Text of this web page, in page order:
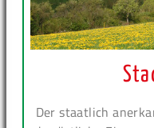
Der staatlich